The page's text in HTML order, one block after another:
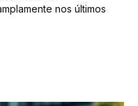
nos últimos